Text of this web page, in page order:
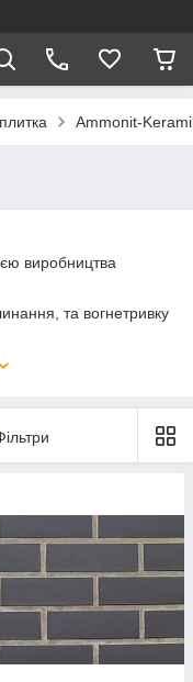
Ammonit-
виробництва
та вогнетривку
температурних